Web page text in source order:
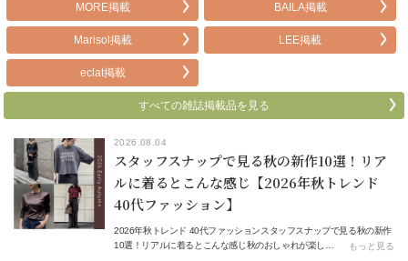
雑誌掲載アイテム
お気に入り
MORE掲載 BAILA掲載
Marisol掲載 LEE掲載
eclat掲載
すべての雑誌掲載品を見る
2026.08.04
スタッフスナップで見る秋の新作10選！リア
ルに着るとこんな感じ【2026年秋トレンド
40代ファッション】
2026年秋トレンド 40代ファッションスタッフスナップで見る秋の新作
10選！リアルに着るとこんな感じ秋のおしゃれが楽し…
もっと見る